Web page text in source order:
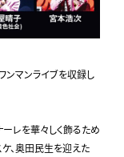
ンマンライブを収録し
レを華々しく飾るため
、奥田民生を迎えた